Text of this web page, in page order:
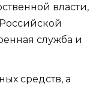
власти,
служба и
средств, а